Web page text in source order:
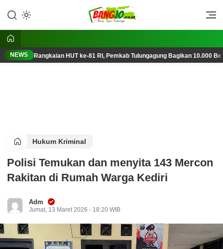
konten
Bangjo.co.id
Berani, Tegas, Terpercaya
NEWS Rangkaian HUT ke-81 RI, Pemkab Tulungagung Bagikan 10.000
Hukum Kriminal
Polisi Temukan dan menyita 143 Mercon
Rakitan di Rumah Warga Kediri
Adm
Jumat, 13 Maret 2026 - 18:20 WIB